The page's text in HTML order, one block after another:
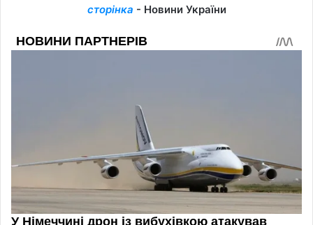
сторінка - Новини України